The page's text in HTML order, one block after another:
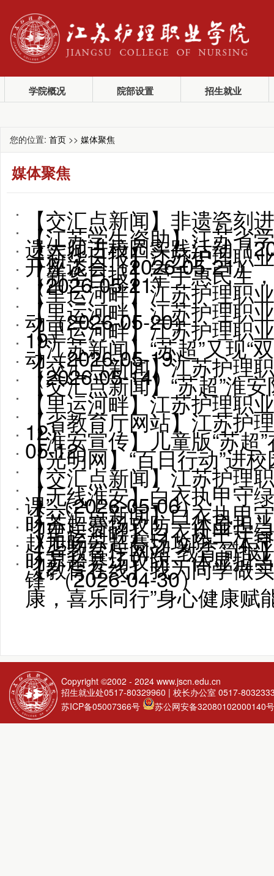
学院概况 院部设置 招生就业
您的位置: 首页 >> 媒体聚焦
媒体聚焦
【交汇点新闻】非遗瓷
遗大师进校园实践活动（
【江苏学生资助】江苏省
开座谈会（2026-05-21）
【新华日报】江苏护理职
（2026-05-21）
【新华日报】牵手惠民生
【里运河畔】江苏护理职
动（2026-05-20）
【里运河畔】江苏护理职
19）
【里运河畔】江苏护理职
动（2026-05-19）
【江苏新闻】“苏超”又现“
（2026-05-14）
【交汇点新闻】江苏护理
【交汇点新闻】“苏超”淮
【里运河畔】江苏护理职
12）
【省教育厅网站】江苏护
05-12）
【淮安宣传】儿童版“苏超
【光明网】“百日行动”进
【交汇点新闻】江苏护理
课”（2026-05-06）
【无线淮安】白衣执甲守
旸苏超赛场攻防一体显担
【交汇点新闻】白衣执甲
赵旭旸苏超赛场攻防一体
【里运河畔】白衣执甲守
旸苏超赛场攻防一体显担
【省教育厅网站 教育简报
锋”（2026-04-30）
【教育在线】我为同学做
康，喜乐同行”身心健康
Copyright ©2002 - 2024 www.jscn.edu.cn
招生就业处0517-80329960 | 校长办公室 0517-
苏ICP备05007366号
苏公网安备32080102000140号